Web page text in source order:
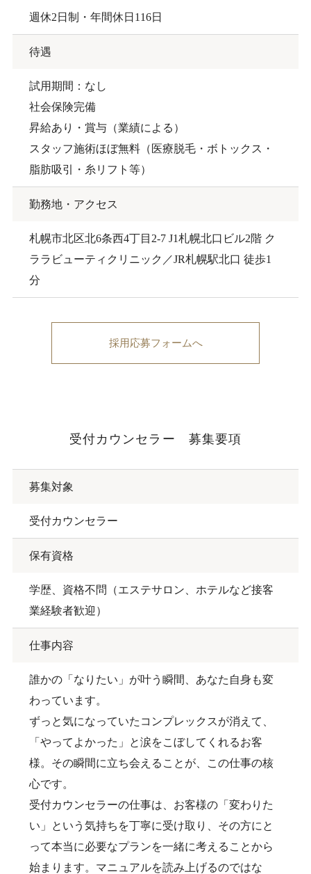
週休2日制・年間休日116日
待遇
試用期間：なし
社会保険完備
昇給あり・賞与（業績による）
スタッフ施術ほぼ無料（医療脱毛・ボトックス・
脂肪吸引・糸リフト等）
勤務地・アクセス
札幌市北区北6条西4丁目2-7 J1札幌北口ビル2階 ク
ララビューティクリニック／JR札幌駅北口 徒歩1
分
採用応募フォームへ
受付カウンセラー 募集要項
募集対象
受付カウンセラー
保有資格
学歴、資格不問（エステサロン、ホテルなど接客
業経験者歓迎）
仕事内容
誰かの「なりたい」が叶う瞬間、あなた自身も変
わっています。
ずっと気になっていたコンプレックスが消えて、
「やってよかった」と涙をこぼしてくれるお客
様。その瞬間に立ち会えることが、この仕事の核
心です。
受付カウンセラーの仕事は、お客様の「変わりた
い」という気持ちを丁寧に受け取り、その方にと
って本当に必要なプランを一緒に考えることから
始まります。マニュアルを読み上げるのではな